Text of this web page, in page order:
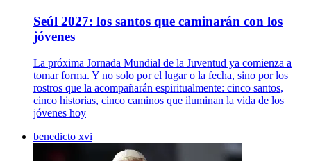
Seúl 2027: los santos que caminarán con los
jóvenes
La próxima Jornada Mundial de la Juventud ya comienza a
tomar forma. Y no solo por el lugar o la fecha, sino por los
rostros que la acompañarán espiritualmente: cinco santos,
cinco historias, cinco caminos que iluminan la vida de los
jóvenes hoy
benedicto xvi